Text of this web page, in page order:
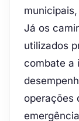
Já os
utilizados
combate a
operações